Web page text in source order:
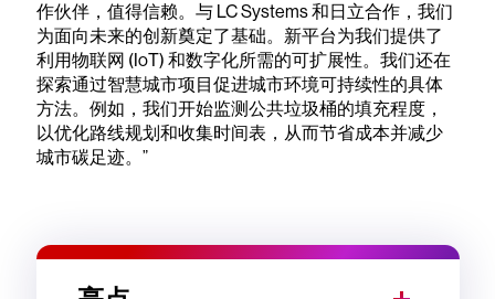
作伙伴，值得信赖。与 LC Systems 和日立合作，我们
为面向未来的创新奠定了基础。新平台为我们提供了
利用物联网 (IoT) 和数字化所需的可扩展性。我们还在
探索通过智慧城市项目促进城市环境可持续性的具体
方法。例如，我们开始监测公共垃圾桶的填充程度，
以优化路线规划和收集时间表，从而节省成本并减少
城市碳足迹。”